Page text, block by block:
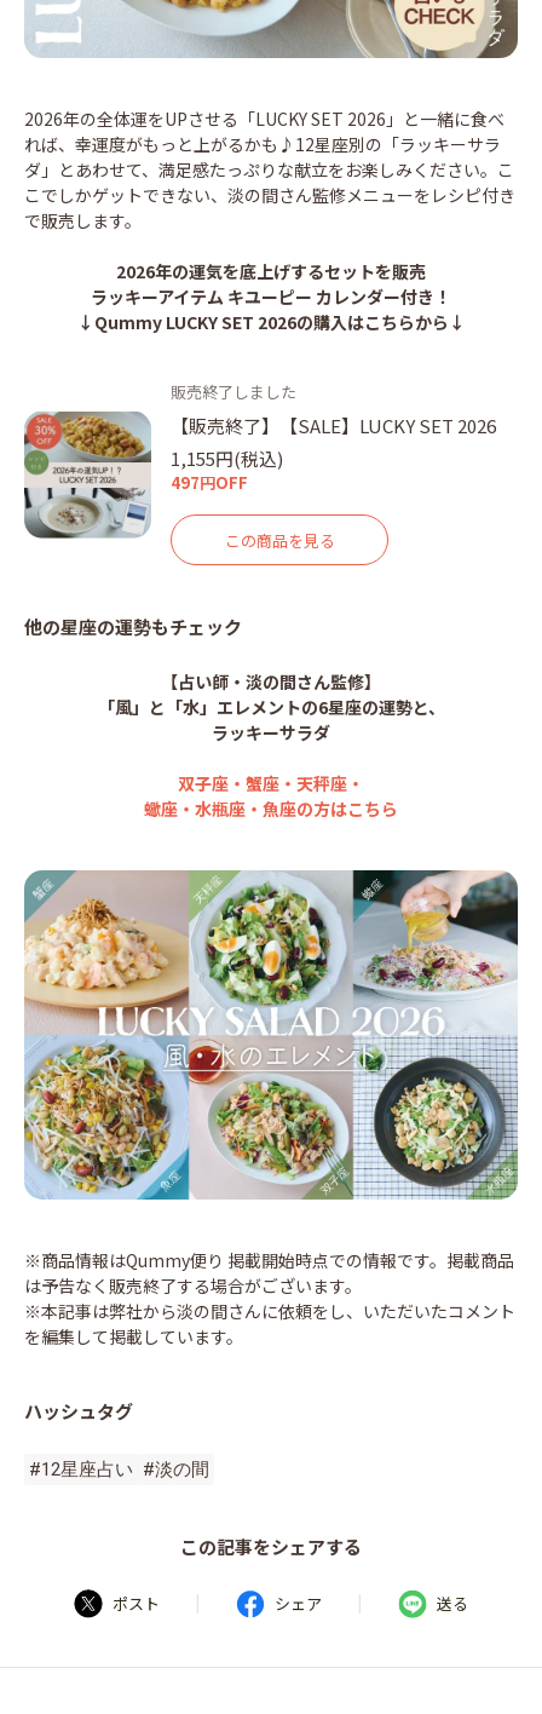
2026年の全体運をUPさせる「LUCKY SET 2026」と一緒に食べ
れば、幸運度がもっと上がるかも♪12星座別の「ラッキーサラ
ダ」とあわせて、満足感たっぷりな献立をお楽しみください。こ
こでしかゲットできない、淡の間さん監修メニューをレシピ付き
で販売します。
2026年の運気を底上げするセットを販売
ラッキーアイテム キユーピー カレンダー付き！
↓Qummy LUCKY SET 2026の購入はこちらから↓
販売終了しました
【販売終了】【SALE】LUCKY SET 2026
1,155円(税込)
497円OFF
この商品を見る
他の星座の運勢もチェック
【占い師・淡の間さん監修】
「風」と「水」エレメントの6星座の運勢と、
ラッキーサラダ
双子座・蟹座・天秤座・
蠍座・水瓶座・魚座の方はこちら
※商品情報はQummy便り 掲載開始時点での情報です。掲載商品
は予告なく販売終了する場合がございます。
※本記事は弊社から淡の間さんに依頼をし、いただいたコメント
を編集して掲載しています。
ハッシュタグ
#12星座占い #淡の間
この記事をシェアする
ポスト | シェア | 送る